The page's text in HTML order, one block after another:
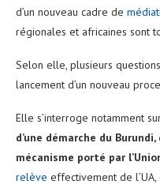
d’un nouveau cadre de
régionales et africaines sont
Selon elle, plusieurs
lancement d’un nouveau
Elle s’interroge notamment
d’une démarche du Burundi,
mécanisme porté par
relève effectivement de